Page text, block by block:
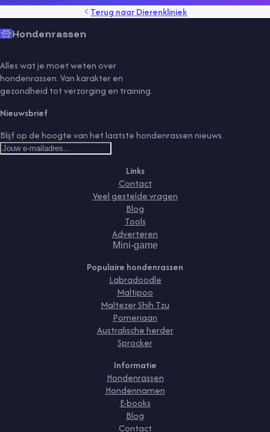
Terug naarDierenkliniek
Hondenrassen
Alles wat je moet weten over
hondenrassen. Van karakter en
gezondheid tot verzorging en training.
Nieuwsbrief
Blijf op de hoogte van het laatste hondenrassen nieuws.
Links
Contact
Veel gestelde vragen
Blog
Tools
Adverteren
Mini-game
Populaire hondenrassen
Labradoodle
Maltipoo
Maltezer Shih Tzu
Pomeriaan
Australische herder
Sprocker
Informatie
Hondenrassen
Hondennamen
E-books
Blog
Contact